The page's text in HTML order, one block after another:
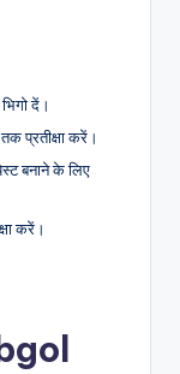
दें।
प्रतीक्षा करें।
बनाने के लिए
करें।